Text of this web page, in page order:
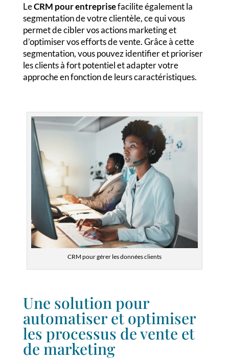
LeCRM pour entreprisefacilite également la
segmentation de votre clientèle, ce qui vous
permet de cibler vos actions marketing et
d’optimiser vos efforts de vente. Grâce à cette
segmentation, vous pouvez identifier et prioriser
les clients à fort potentiel et adapter votre
approche en fonction de leurs caractéristiques.
CRM pour gérer les données clients
Une solution pour
automatiser et optimiser
les processus de vente et
de marketing